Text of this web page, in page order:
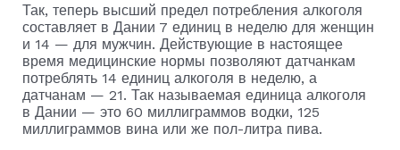
Так, теперь высший предел потребления алкоголя
составляет в Дании 7 единиц в неделю для женщин
и 14 — для мужчин. Действующие в настоящее
время медицинские нормы позволяют датчанкам
потреблять 14 единиц алкоголя в неделю, а
датчанам — 21. Так называемая единица алкоголя
в Дании — это 60 миллиграммов водки, 125
миллиграммов вина или же пол-литра пива.